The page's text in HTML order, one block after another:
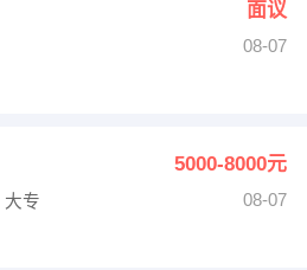
面议
08-07
5000-8000元
大专
08-07